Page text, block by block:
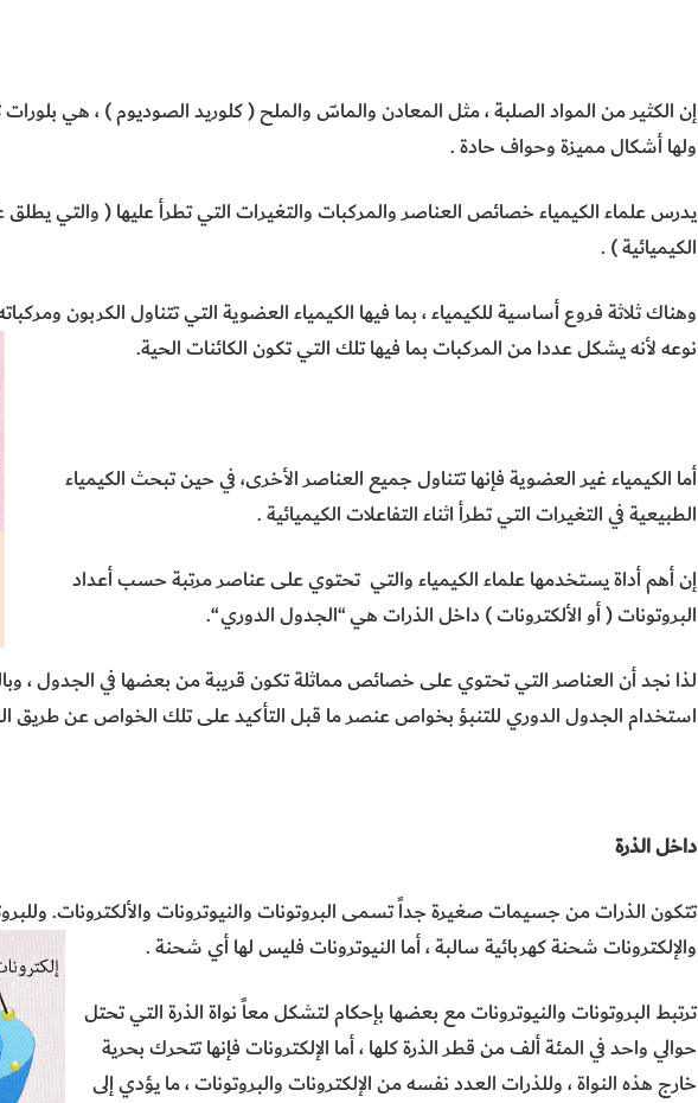
إن الكثير من المواد الصلبة ، مثل المعادن والماسّ والملح ( كلوريد الصوديوم ) ، هي
ولها أشكال مميزة وحواف حادة .
يدرس علماء الكيمياء خصائص العناصر والمركبات والتغيرات التي تطرأ عليها ( والتي
الكيميائية ) .
وهناك ثلاثة فروع أساسية للكيمياء ، بما فيها الكيمياء العضوية التي تتناول الكربون
نوعه لأنه يشكل عددا من المركبات بما فيها تلك التي تكون الكائنات الحية.
أما الكيمياء غير العضوية فإنها تتناول جميع العناصر الأخرى، في حين تبحث الكيمياء
الطبيعية في التغيرات التي تطرأ اثناء التفاعلات الكيميائية .
إن أهم أداة يستخدمها علماء الكيمياء والتي تحتوي على عناصر مرتبة حسب أعداد
البروتونات ( أو الألكترونات ) داخل الذرات هي “الجدول الدوري “.
لذا نجد أن العناصر التي تحتوي على خصائص مماثلة تكون قريبة من بعضها في الجدول ،
استخدام الجدول الدوري للتنبؤ بخواص عنصر ما قبل التأكيد على تلك الخواص عن طريق
داخل الذرة
تتكون الذرات من جسيمات صغيرة جداً تسمى البروتونات والنيوترونات والألكترونات.
والإلكترونات شحنة كهربائية سالبة ، أما النيوترونات فليس لها أي شحنة .
ترتبط البروتونات والنيوترونات مع بعضها بإحكام لتشكل معاً نواة الذرة التي تحتل
حوالي واحد في المئة ألف من قطر الذرة كلها ، أما الإلكترونات فإنها تتحرك بحرية
خارج هذه النواة ، وللذرات العدد نفسه من الإلكترونات والبروتونات ، ما يؤدي إلى